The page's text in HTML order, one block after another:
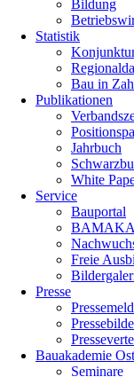
Bildung
Statistik
Bau in
Publikationen
Jahrbuch
White
Service
Bauportal
BAMAKA
Freie
Presse
Bauakademie Ost
Seminare